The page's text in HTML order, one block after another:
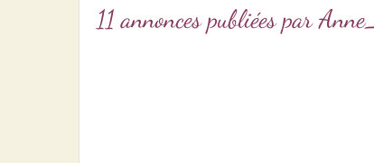
11 annonces publiées par